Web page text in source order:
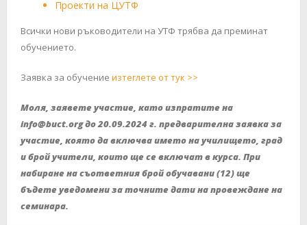
Проекти на ЦУТФ
Всички нови ръководители на УТФ трябва да преминат
обучението.
Заявка за обучение изтеглете от тук >>
Моля, заявете участие, като изпратите на
info@buct.org до 20.09.2024 г. предварителна заявка за
участие, която да включва името на училището, град
и брой учители, които ще се включат в курса. При
набиране на съответния брой обучавани (12) ще
бъдете уведомени за точните дати на провеждане на
семинара.